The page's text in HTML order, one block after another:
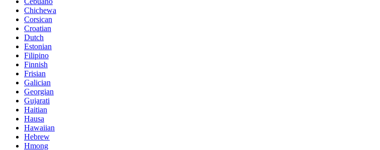
Chichewa
Corsican
Croatian
Dutch
Estonian
Filipino
Finnish
Frisian
Galician
Georgian
Gujarati
Haitian
Hausa
Hawaiian
Hebrew
Hmong